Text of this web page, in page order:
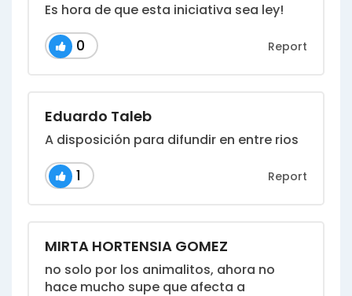
Es hora de que esta iniciativa sea ley!
0 Report
Eduardo Taleb
A disposición para difundir en entre rios
1 Report
MIRTA HORTENSIA GOMEZ
no solo por los animalitos, ahora no
hace mucho supe que afecta a